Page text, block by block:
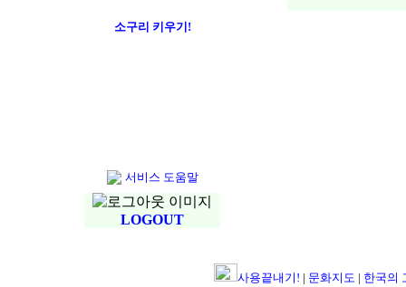
소구리 키우기!
서비스 도움말
LOGOUT
사용끝내기! | 문화지도 | 한국의